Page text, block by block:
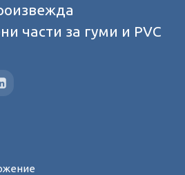
части за гуми и PVC